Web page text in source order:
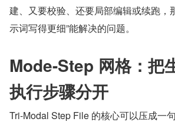
建、又要校验、还要局部编辑或续跑，
示词写得更细”能解决的问题。
Mode-Step 网格：把
执行步骤分开
Tri-Modal Step File 的核心可以压成一